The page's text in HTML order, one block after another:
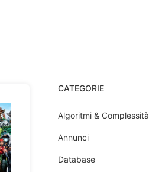
CATEGORIE
Algoritmi & Complessità
Annunci
Database